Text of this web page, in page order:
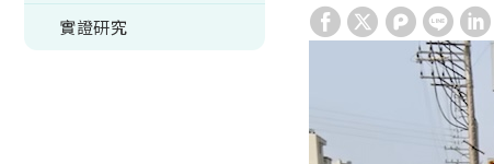
實證研究